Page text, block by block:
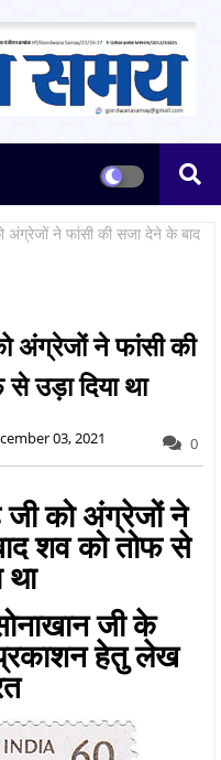
अंग्रेजों ने फांसी की सजा देने के बाद
अंग्रेजों ने फांसी की
उड़ा दिया था
03, 2021 0
जी को अंग्रेजों ने
शव को तोफ से
था
जी के
प्रकाशन हेतु लेख